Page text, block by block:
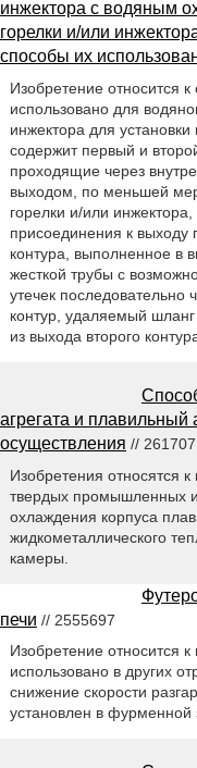
инжектора с водяным
горелки и/или
способы их
Изобретение относится
использовано для
инжектора для
содержит первый и
проходящие через
выходом, по меньшей
горелки и/или
присоединения к выходу
контура, выполненное в
жесткой трубы с
утечек последовательно
контур, удаляемый
из выхода второго
агрегата и плавильный
осуществления //
Изобретения относятся
твердых промышленных
охлаждения корпуса
жидкометаллического
камеры.
печи // 2555697
Изобретение относится
использовано в других
снижение скорости
установлен в фурменной